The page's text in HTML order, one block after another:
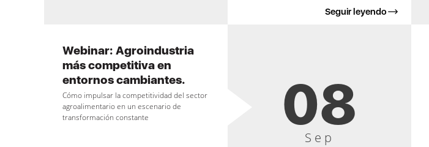
Seguir leyendo
08
Sep
Webinar: Agroindustria
más competitiva en
entornos cambiantes.
Cómo impulsar la competitividad del sector
agroalimentario en un escenario de
transformación constante